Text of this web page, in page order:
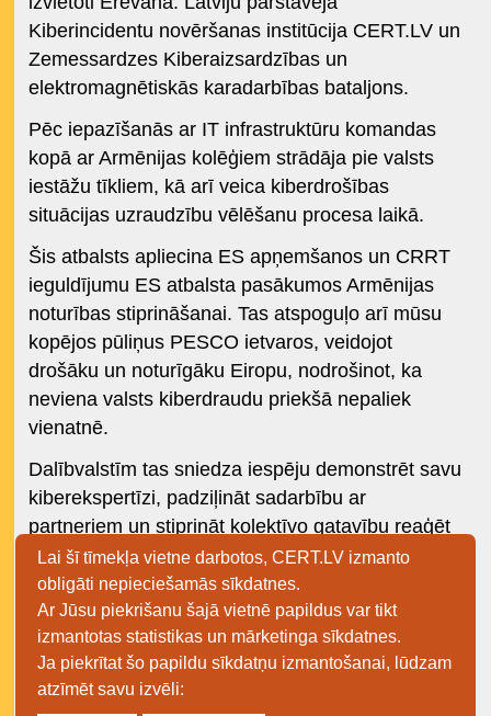
Lai šī tīmekļa vietne darbotos, CERT.LV izmanto
obligāti nepieciešamās sīkdatnes.
Ar Jūsu piekrišanu šajā vietnē papildus var tikt
izmantotas statistikas un mārketinga sīkdatnes.
Ja piekrītat šo papildu sīkdatņu izmantošanai, lūdzam
atzīmēt savu izvēli:
Kiberincidentu novēršanas institūcija CERT.LV un
Zemessardzes Kiberaizsardzības un
elektromagnētiskās karadarbības bataljons.
Pēc iepazīšanās ar IT infrastruktūru komandas
kopā ar Armēnijas kolēģiem strādāja pie valsts
iestāžu tīkliem, kā arī veica kiberdrošības
situācijas uzraudzību vēlēšanu procesa laikā.
Šis atbalsts apliecina ES apņemšanos un CRRT
ieguldījumu ES atbalsta pasākumos Armēnijas
noturības stiprināšanai. Tas atspoguļo arī mūsu
kopējos pūliņus PESCO ietvaros, veidojot
drošāku un noturīgāku Eiropu, nodrošinot, ka
neviena valsts kiberdraudu priekšā nepaliek
vienatnē.
Dalībvalstīm tas sniedza iespēju demonstrēt savu
kiberekspertīzi, padziļināt sadarbību ar
partneriem un stiprināt kolektīvo gatavību reaģēt
uz kiberincidentiem jebkuros apstākļos.
CRRT turpina apņemšanos stiprināt dalībvalstu
un partneru kibernoturību. Tā ir atvērta ciešai
sadarbībai preventīvo pasākumu īstenošanā, kā
arī palīdzībai reaģēt uz iespējamiem
kiberincidentiem.